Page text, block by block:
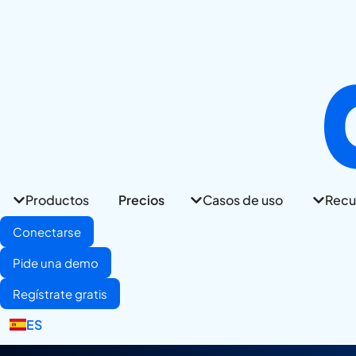
Productos Precios Casos de uso
Conectarse
Pide una demo
Regístrate gratis
ES
EN
IT